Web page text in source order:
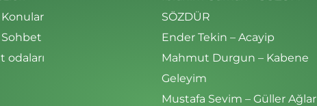
odaları
SÖZDÜR
Ender Tekin – Acayip
Mahmut Durgun – Kabene
Geleyim
Mustafa Sevim – Güller Ağlar